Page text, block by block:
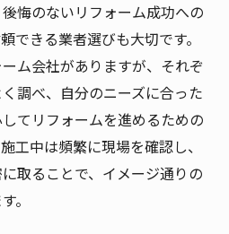
ンと伝統が共存するリフォ
反映したリフォームの魅力
取り入れた現代リフォーム
じる倉敷市の文化的魅力
ォームが実現する文化の融
悔のないリフォーム成功への
できる業者選びも大切です。
ム会社がありますが、それぞ
調べ、自分のニーズに合った
てリフォームを進めるための
工中は頻繁に現場を確認し、
取ることで、イメージ通りの
。